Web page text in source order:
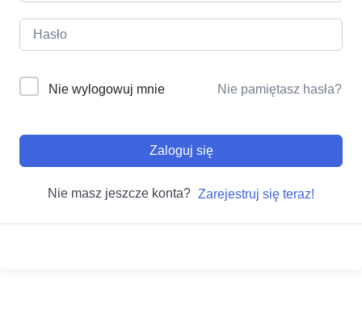
Nie wylogowuj mnie Nie pamiętasz hasła?
Zaloguj się
Nie masz jeszcze konta? Zarejestruj się teraz!